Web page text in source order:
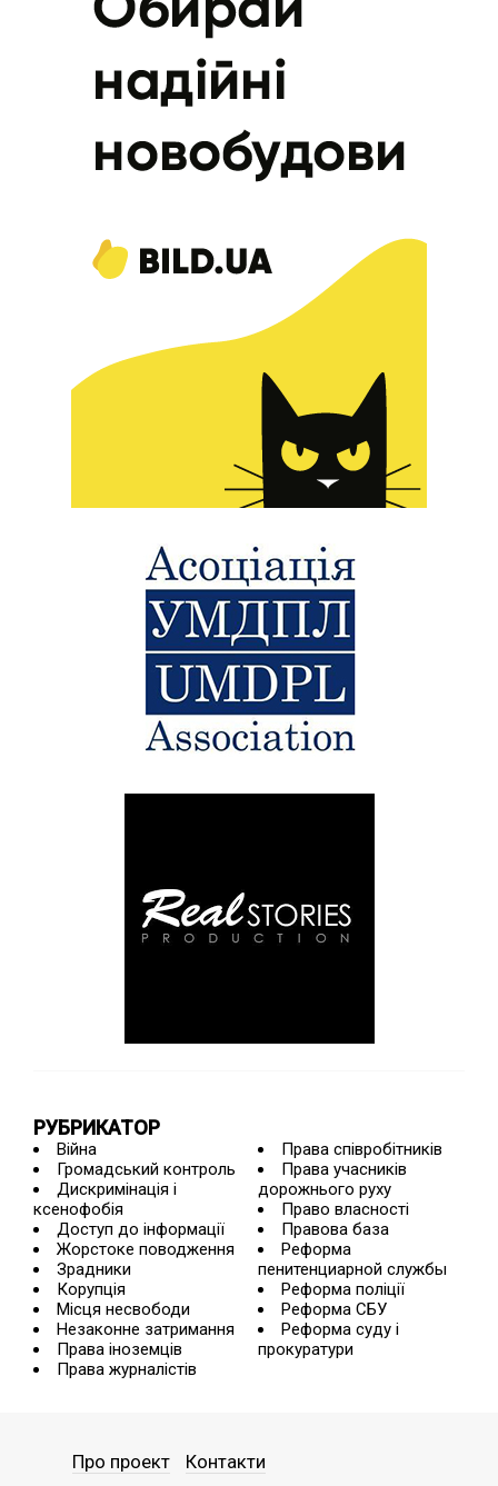
РУБРИКАТОР
Війна
Громадський контроль
Дискримінація і
ксенофобія
Доступ до інформації
Жорстоке поводження
Зрадники
Корупція
Місця несвободи
Незаконне затримання
Права іноземців
Права журналістів
Права співробітників
Права учасників
дорожнього руху
Право власності
Правова база
Реформа
пенитенциарной службы
Реформа поліції
Реформа СБУ
Реформа суду і
прокуратури
Про проект Контакти